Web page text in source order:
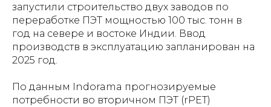
запустили строительство двух заводов по
переработке ПЭТ мощностью 100 тыс. тонн в
год на севере и востоке Индии. Ввод
производств в эксплуатацию запланирован на
2025 год.
По данным Indorama прогнозируемые
потребности во вторичном ПЭТ (rPET)